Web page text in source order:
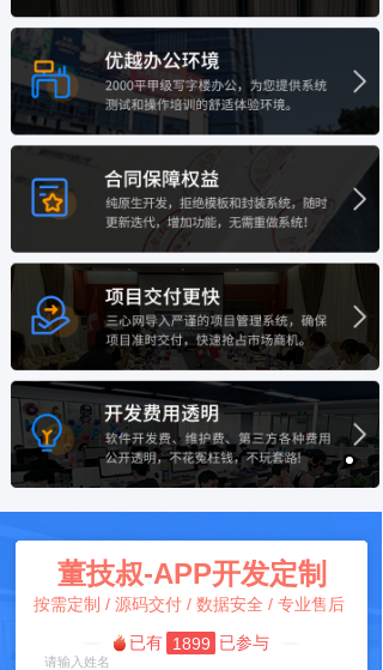
包办软件著作权申请，30天内保证拿到软著证
书，知识产权受保护！
原生开发定制 优越办公环境
纯原生开发，拒绝模板和封装系统，随
时更新迭代，增加功能，无需重做
2000平甲级写字楼办公，为您提供系
统！
68人技术团队 合同保障权益
5年以上开发经验，团队涵盖
PM/SA/Web/PHP/C++/IOS/ 纯原生开
发，拒绝模板和封装系统，随时更新迭
代，增加功能，无需重做系统！
Java/Android工程师等
资深开发经验 项目交付更快
1000+项目开发积累，数百种商业模式
开发经验，更懂您的需求，沟通无障
碍。三心网导入严谨的项目管理系统，
确保项目准时交付，快速抢占市场商
机。
免费技术服务 开发费用透明
一年免费技术保障，系统故障或被攻击，2
小时快速响应提供解决方案落地。软件开发
费、维护费、第三方各种费用公开透明，不
董技叔-APP开发定制
按需定制 / 源码交付 / 数据安全 / 专业售后
已参与
已有 1899
请输入姓名